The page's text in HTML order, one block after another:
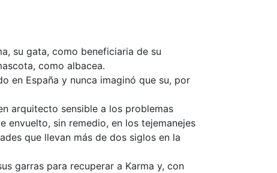
su gata, como beneficiaria de su
como albacea.
en España y nunca imaginó que su, por
arquitecto sensible a los problemas
envuelto, sin remedio, en los tejemanejes
que llevan más de dos siglos en la
garras para recuperar a Karma y, con